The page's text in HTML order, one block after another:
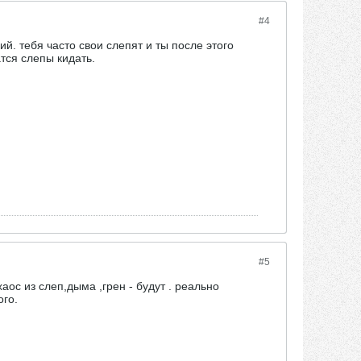
#4
тебя часто свои слепят и ты после этого
слепы кидать.
#5
из слеп,дыма ,грен - будут . реально